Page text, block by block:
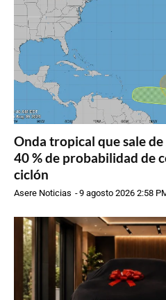
Onda tropical que sale
40 % de probabilidad de
ciclón
Asere Noticias -9 agosto 2026 2:58